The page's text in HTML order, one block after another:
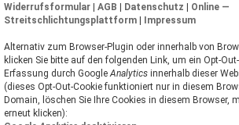
Widerrufsformular | AGB | Datenschutz | Online —
Streitschlichtungsplattform | Impressum
Alternativ zum Browser-Plugin oder innerhalb von
klicken Sie bitte auf den folgenden Link, um ein Opt-
Erfassung durch Google Analytics innerhalb dieser
(dieses Opt-Out-Cookie funktioniert nur in diesem
Domain, löschen Sie Ihre Cookies in diesem Browser,
erneut klicken):